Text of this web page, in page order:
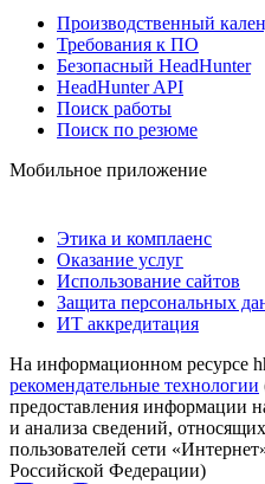
Производственный
Требования к ПО
Безопасный HeadHunter
HeadHunter API
Поиск работы
Поиск по резюме
Мобильное приложение
Этика и комплаенс
Оказание услуг
Использование сайтов
Защита персональных
ИТ аккредитация
На информационном ресурсе
рекомендательные технологии
предоставления информации
и анализа сведений,
пользователей сети
Российской Федерации)